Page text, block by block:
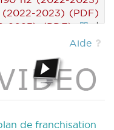
(2022-2023) (PDF)
2023) (PDF)
|
DECRET
1215 n2 (2022-
n1 (2022-2023)
2023) (PDF)
115 (2022-2023)
Aide
de franchisation